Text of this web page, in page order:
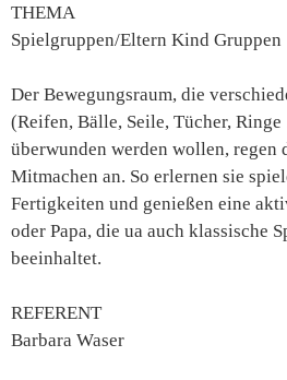
THEMA
Spielgruppen/Eltern Kind Gruppen
Der Bewegungsraum, die
(Reifen, Bälle, Seile, Tücher,
überwunden werden wollen, regen
Mitmachen an. So erlernen sie
Fertigkeiten und genießen eine
oder Papa, die ua auch klassische
beeinhaltet.
REFERENT
Barbara Waser